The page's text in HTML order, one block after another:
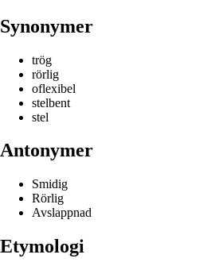
Synonymer
trög
rörlig
oflexibel
stelbent
stel
Antonymer
Smidig
Rörlig
Avslappnad
Etymologi